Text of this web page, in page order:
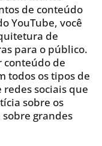
de conteúdo
YouTube, você
de
para o público.
conteúdo de
todos os tipos de
sociais que
sobre os
grandes